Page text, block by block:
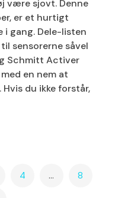
være sjovt. Denne
er et hurtigt
gang. Dele-listen
sensorerne såvel
Schmitt Activer
en nem at
du ikke forstår,
4 … 8